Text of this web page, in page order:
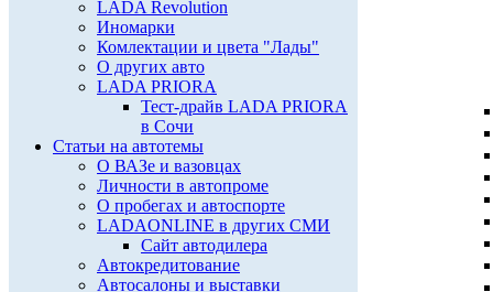
LADA Revolution
Иномарки
Комлектации и цвета "Лады"
О других авто
LADA PRIORA
Тест-драйв LADA PRIORA
в Сочи
Статьи на автотемы
О ВАЗе и вазовцах
Личности в автопроме
О пробегах и автоспорте
LADAONLINE в других СМИ
Сайт автодилера
Автокредитование
Автосалоны и выставки